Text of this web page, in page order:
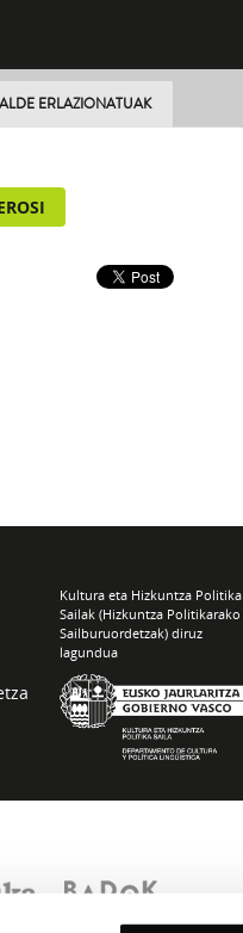
ERLAZIONATUAK
Kultura eta Hizkuntza Politika
Sailak (Hizkuntza Politikarako
Sailburuordetzak) diruz
lagundua